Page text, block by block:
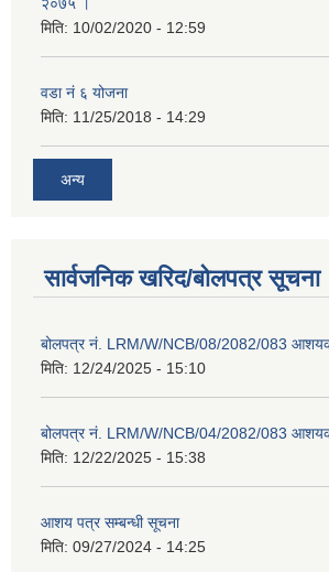
२०७५ ।
मिति: 10/02/2020 - 12:59
वडा नं ६ योजना
मिति: 11/25/2018 - 14:29
अन्य
सार्वजनिक खरिद/बोलपत्र सूचना
बोलपत्र नं. LRM/W/NCB/08/2082/083
मिति: 12/24/2025 - 15:10
बोलपत्र नं. LRM/W/NCB/04/2082/083
मिति: 12/22/2025 - 15:38
आशय पत्र सम्बन्धी सूचना
मिति: 09/27/2024 - 14:25